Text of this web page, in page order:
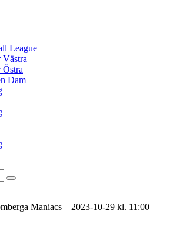
League
Dam
Maniacs – 2023-10-29 kl. 11:00